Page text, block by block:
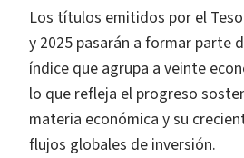
Los títulos emitidos por el
y 2025 pasarán a formar parte
índice que agrupa a veinte
lo que refleja el progreso
materia económica y su
flujos globales de inversión.